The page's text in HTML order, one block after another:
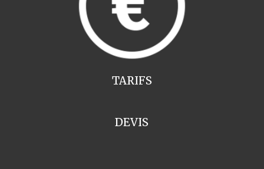
TARIFS
DEVIS